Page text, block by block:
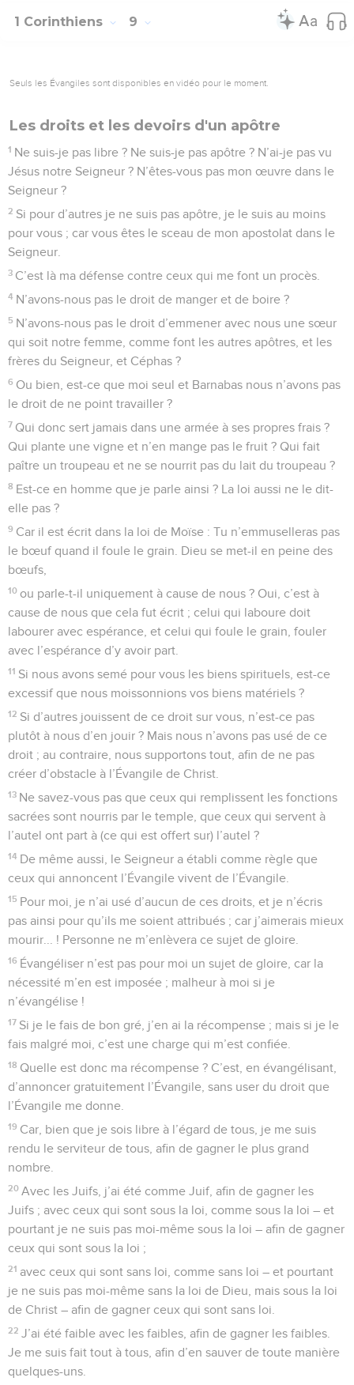
1 Corinthiens 9
Seuls les Évangiles sont disponibles en vidéo pour le moment.
Les droits et les devoirs d'un apôtre
1 Ne suis-je pas libre ? Ne suis-je pas apôtre ? N’ai-je pas vu
Jésus notre Seigneur ? N’êtes-vous pas mon œuvre dans le
Seigneur ?
2 Si pour d’autres je ne suis pas apôtre, je le suis au moins
pour vous ; car vous êtes le sceau de mon apostolat dans le
Seigneur.
3 C’est là ma défense contre ceux qui me font un procès.
4 N’avons-nous pas le droit de manger et de boire ?
5 N’avons-nous pas le droit d’emmener avec nous une sœur
qui soit notre femme, comme font les autres apôtres, et les
frères du Seigneur, et Céphas ?
6 Ou bien, est-ce que moi seul et Barnabas nous n’avons pas
le droit de ne point travailler ?
7 Qui donc sert jamais dans une armée à ses propres frais ?
Qui plante une vigne et n’en mange pas le fruit ? Qui fait
paître un troupeau et ne se nourrit pas du lait du troupeau ?
8 Est-ce en homme que je parle ainsi ? La loi aussi ne le dit-
elle pas ?
9 Car il est écrit dans la loi de Moïse : Tu n’emmuselleras pas
le bœuf quand il foule le grain. Dieu se met-il en peine des
bœufs,
10 ou parle-t-il uniquement à cause de nous ? Oui, c’est à
cause de nous que cela fut écrit ; celui qui laboure doit
labourer avec espérance, et celui qui foule le grain, fouler
avec l’espérance d’y avoir part.
11 Si nous avons semé pour vous les biens spirituels, est-ce
excessif que nous moissonnions vos biens matériels ?
12 Si d’autres jouissent de ce droit sur vous, n’est-ce pas
plutôt à nous d’en jouir ? Mais nous n’avons pas usé de ce
droit ; au contraire, nous supportons tout, afin de ne pas
créer d’obstacle à l’Évangile de Christ.
13 Ne savez-vous pas que ceux qui remplissent les fonctions
sacrées sont nourris par le temple, que ceux qui servent à
l’autel ont part à (ce qui est offert sur) l’autel ?
14 De même aussi, le Seigneur a établi comme règle que
ceux qui annoncent l’Évangile vivent de l’Évangile.
15 Pour moi, je n’ai usé d’aucun de ces droits, et je n’écris
pas ainsi pour qu’ils me soient attribués ; car j’aimerais mieux
mourir... ! Personne ne m’enlèvera ce sujet de gloire.
16 Évangéliser n’est pas pour moi un sujet de gloire, car la
nécessité m’en est imposée ; malheur à moi si je
n’évangélise !
17 Si je le fais de bon gré, j’en ai la récompense ; mais si je le
fais malgré moi, c’est une charge qui m’est confiée.
18 Quelle est donc ma récompense ? C’est, en évangélisant,
d’annoncer gratuitement l’Évangile, sans user du droit que
l’Évangile me donne.
19 Car, bien que je sois libre à l’égard de tous, je me suis
rendu le serviteur de tous, afin de gagner le plus grand
nombre.
20 Avec les Juifs, j’ai été comme Juif, afin de gagner les
Juifs ; avec ceux qui sont sous la loi, comme sous la loi – et
pourtant je ne suis pas moi-même sous la loi – afin de gagner
ceux qui sont sous la loi ;
21 avec ceux qui sont sans loi, comme sans loi – et pourtant
je ne suis pas moi-même sans la loi de Dieu, mais sous la loi
de Christ – afin de gagner ceux qui sont sans loi.
22 J’ai été faible avec les faibles, afin de gagner les faibles.
Je me suis fait tout à tous, afin d’en sauver de toute manière
quelques-uns.